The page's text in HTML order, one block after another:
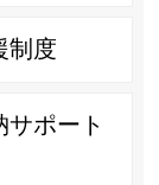
制度
ポート